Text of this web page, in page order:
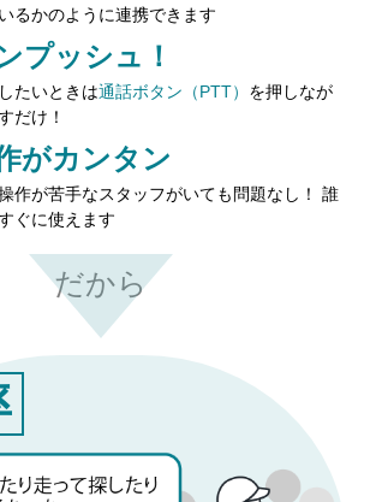
るかのように連携できます
プッシュ！
たいときは通話ボタン（PTT） を押しなが
だけ！
がカンタン
作が苦手なスタッフがいても問題なし！ 誰
ぐに使えます
だから